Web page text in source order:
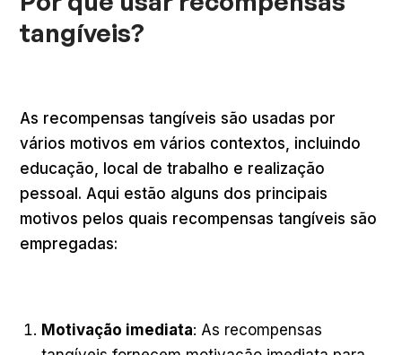
tangíveis?
As recompensas tangíveis são usadas por
vários motivos em vários contextos, incluindo
educação, local de trabalho e realização
pessoal. Aqui estão alguns dos principais
motivos pelos quais recompensas tangíveis são
empregadas:
Motivação imediata: As recompensas